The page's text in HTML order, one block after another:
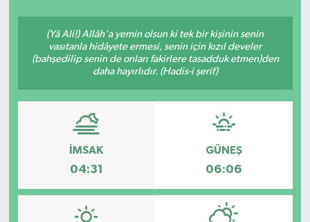
(Yâ Ali!) Allâh'a yemin olsun ki tek bir kişinin senin
vasıtanla hidâyete ermesi, senin için kızıl develer
(bahşedilip senin de onları fakirlere tasadduk etmen)den
daha hayırlıdır. (Hadis-i şerif)
İMSAK
04:31
GÜNEŞ
06:06
Spor
Türkiye